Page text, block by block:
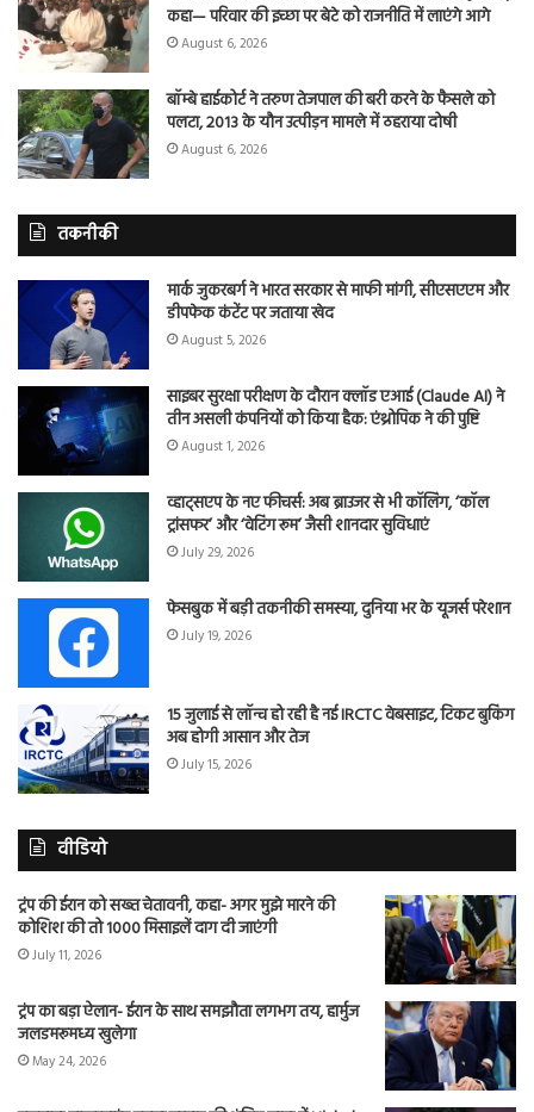
कहा— परिवार की इच्छा पर बेटे को राजनीति में लाएंगे आगे
August 6, 2026
बॉम्बे हाईकोर्ट ने तरुण तेजपाल की बरी करने के फैसले को
पलटा, 2013 के यौन उत्पीड़न मामले में ठहराया दोषी
August 6, 2026
तकनीकी
मार्क जुकरबर्ग ने भारत सरकार से माफी मांगी, सीएसएएम और
डीपफेक कंटेंट पर जताया खेद
August 5, 2026
साइबर सुरक्षा परीक्षण के दौरान क्लॉड एआई (Claude AI) ने
तीन असली कंपनियों को किया हैक: एंथ्रोपिक ने की पुष्टि
August 1, 2026
व्हाट्सएप के नए फीचर्स: अब ब्राउजर से भी कॉलिंग, ‘कॉल
ट्रांसफर’ और ‘वेटिंग रूम’ जैसी शानदार सुविधाएं
July 29, 2026
फेसबुक में बड़ी तकनीकी समस्या, दुनिया भर के यूजर्स परेशान
July 19, 2026
15 जुलाई से लॉन्च हो रही है नई IRCTC वेबसाइट, टिकट बुकिंग
अब होगी आसान और तेज
July 15, 2026
वीडियो
ट्रंप की ईरान को सख्त चेतावनी, कहा- अगर मुझे मारने की
कोशिश की तो 1000 मिसाइलें दाग दी जाएंगी
July 11, 2026
ट्रंप का बड़ा ऐलान- ईरान के साथ समझौता लगभग तय, हार्मुज
जलडमरूमध्य खुलेगा
May 24, 2026